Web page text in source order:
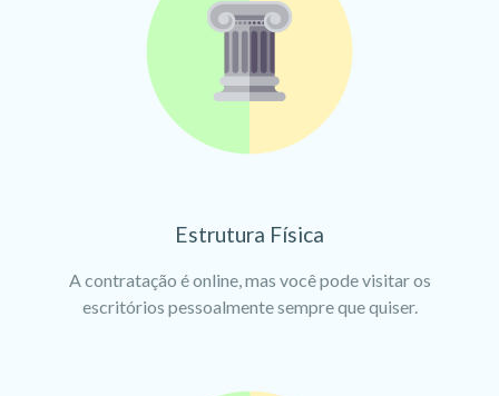
Estrutura Física
A contratação é online, mas você pode visitar os
escritórios pessoalmente sempre que quiser.